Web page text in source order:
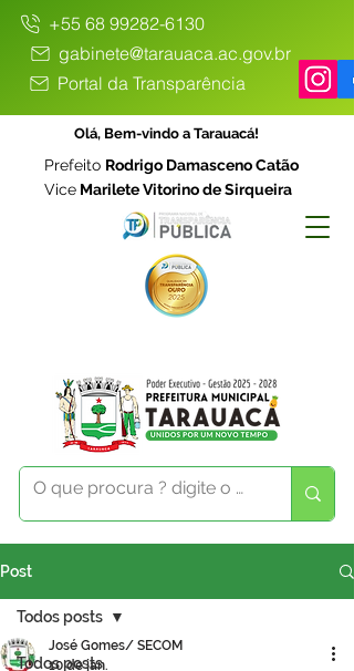
+55 68 99282-6130
gabinete@tarauaca.ac.gov.br
Portal da Transparência
Olá, Bem-vindo a Tarauacá!
Prefeito Rodrigo Damasceno Catão
Vice Marilete Vitorino de Sirqueira
Post
Todos posts
Todos posts
José Gomes/ SECOM
10 de jan.